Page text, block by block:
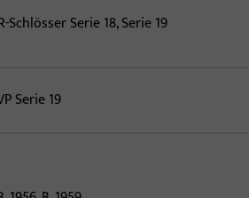
Serie 18, Serie 19
Serie 19